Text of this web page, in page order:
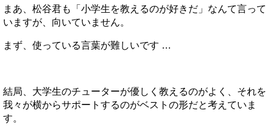
まあ、松谷君も「小学生を教えるのが好きだ」なんて言って
いますが、向いていません。
まず、使っている言葉が難しいです …
結局、大学生のチューターが優しく教えるのがよく、それを
我々が横からサポートするのがベストの形だと考えていま
す。